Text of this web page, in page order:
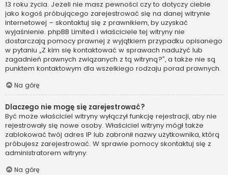
13 roku życia. Jeżeli nie masz pewności czy to dotyczy ciebie
jako kogoś próbującego zarejestrować się na danej witrynie
internetowej – skontaktuj się z prawnikiem, by uzyskać
wyjaśnienie. phpBB Limited i właściciele tej witryny nie
dostarczają pomocy prawnej z wyjątkiem przypadku opisanego
w pytaniu „Z kim się kontaktować w sprawach nadużyć lub
zagadnień prawnych związanych z tą witryną?”, a także nie są
punktem kontaktowym dla wszelkiego rodzaju porad prawnych.
Na górę
Dlaczego nie mogę się zarejestrować?
Być może właściciel witryny wyłączył funkcję rejestracji, aby nie
rejestrowały się nowe osoby. Właściciel witryny mógł także
zablokować twój adres IP lub zabronił nazwy użytkownika, którą
próbujesz zarejestrować. W sprawie pomocy skontaktuj się z
administratorem witryny.
Na górę